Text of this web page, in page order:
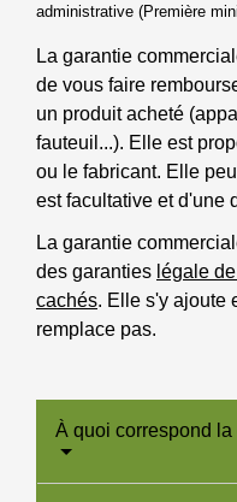
administrative (Première
La garantie
de vous faire
un produit acheté
fauteuil...). Elle est
ou le fabricant. Elle
est facultative et d'une
La garantie
des garanties légale
cachés. Elle s'y ajoute
remplace pas.
À quoi correspond